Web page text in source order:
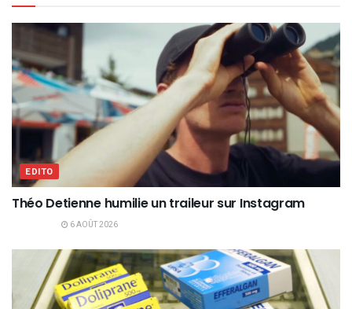
EDITO
Théo Detienne humilie un traileur sur Instagram
6 AOÛT 2026